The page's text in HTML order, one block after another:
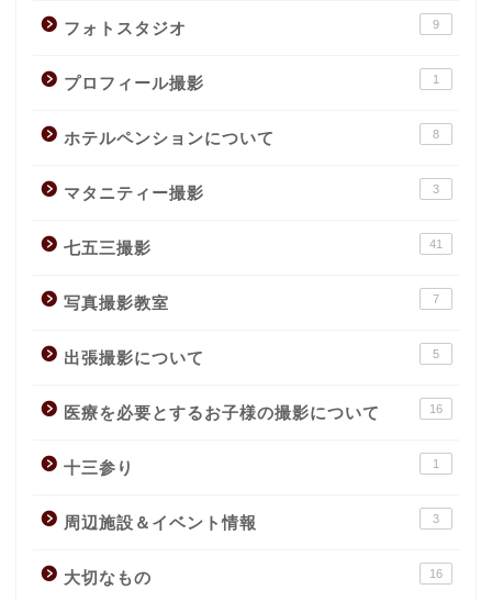
フォトスタジオ 9
プロフィール撮影 1
ホテルペンションについて 8
マタニティー撮影 3
七五三撮影 41
写真撮影教室 7
出張撮影について 5
医療を必要とするお子様の撮影について 16
十三参り 1
周辺施設＆イベント情報 3
大切なもの 16